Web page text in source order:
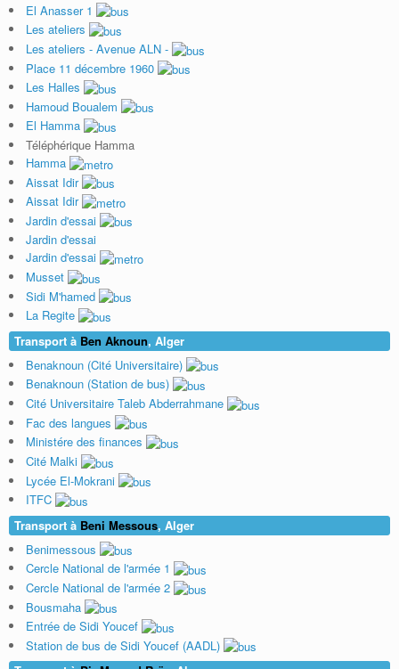
El Anasser 1
Les ateliers
Les ateliers - Avenue ALN -
Place 11 décembre 1960
Les Halles
Hamoud Boualem
El Hamma
Téléphérique Hamma
Hamma
Aissat Idir
Aissat Idir
Jardin d'essai
Jardin d'essai
Jardin d'essai
Musset
Sidi M'hamed
La Regite
Transport à Ben Aknoun, Alger
Benaknoun (Cité Universitaire)
Benaknoun (Station de bus)
Cité Universitaire Taleb Abderrahmane
Fac des langues
Ministére des finances
Cité Malki
Lycée El-Mokrani
ITFC
Transport à Beni Messous, Alger
Benimessous
Cercle National de l'armée 1
Cercle National de l'armée 2
Bousmaha
Entrée de Sidi Youcef
Station de bus de Sidi Youcef (AADL)